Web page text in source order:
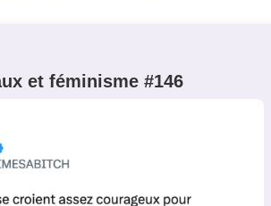
et féminisme #146
JE M'INSCRIS
CONNEXION
ME CONNECTER